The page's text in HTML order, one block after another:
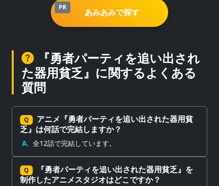
PR あみあみで探す
『勇者パーティを追い出され
た器用貧乏』に関するよくある
質問
Q
アニメ『勇者パーティを追い出された器用貧
乏』は何話で完結しますか？
A. 全12話で完結しています。
Q
『勇者パーティを追い出された器用貧乏』を
制作したアニメスタジオはどこですか？